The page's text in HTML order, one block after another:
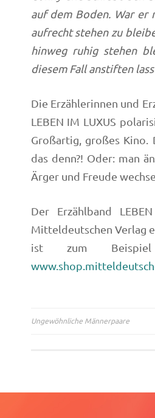
auf dem Boden. War er
aufrecht stehen zu
hinweg ruhig stehen
diesem Fall anstiften
Die Erzählerinnen und
LEBEN IM LUXUS
Großartig, großes Kino.
das denn?! Oder: man
Ärger und Freude
Der Erzählband
Mitteldeutschen Verlag
ist zum
Ungewöhnliche Männerpaare